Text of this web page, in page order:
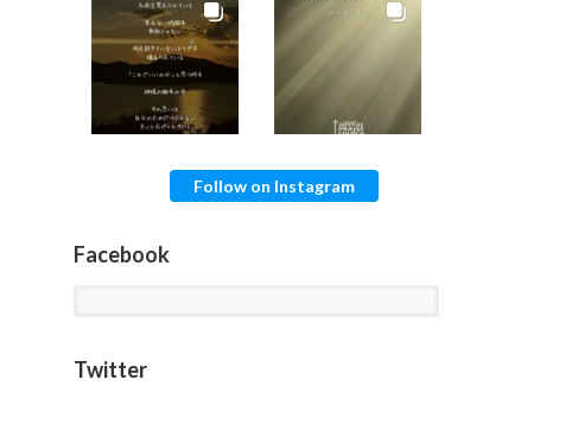
Follow on Instagram
Facebook
Twitter